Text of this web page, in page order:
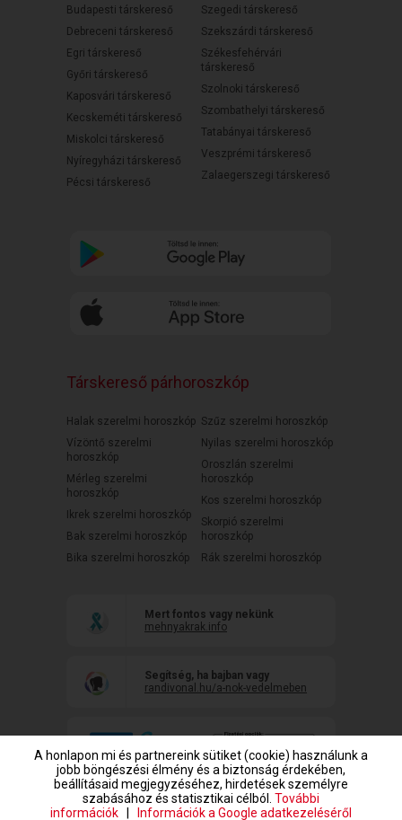
Budapesti társkereső
Debreceni társkereső
Egri társkereső
Győri társkereső
Kaposvári társkereső
Kecskeméti társkereső
Miskolci társkereső
Nyíregyházi társkereső
Pécsi társkereső
Szegedi társkereső
Szekszárdi társkereső
Székesfehérvári
társkereső
Szolnoki társkereső
Szombathelyi társkereső
Tatabányai társkereső
Veszprémi társkereső
Zalaegerszegi társkereső
Társkereső párhoroszkóp
Halak szerelmi horoszkóp
Vízöntő szerelmi
horoszkóp
Mérleg szerelmi
horoszkóp
Ikrek szerelmi horoszkóp
Bak szerelmi horoszkóp
Bika szerelmi horoszkóp
Szűz szerelmi horoszkóp
Nyilas szerelmi horoszkóp
Oroszlán szerelmi
horoszkóp
Kos szerelmi horoszkóp
Skorpió szerelmi
horoszkóp
Rák szerelmi horoszkóp
Mert fontos vagy nekünk
mehnyakrak.info
Segítség, ha bajban vagy
randivonal.hu/a-nok-vedelmeben
A honlapon mi és partnereink sütiket (cookie) használunk a
jobb böngészési élmény és a biztonság érdekében,
beállításaid megjegyzéséhez, hirdetések személyre
szabásához és statisztikai célból. További
információk
Információk a Google adatkezeléséről